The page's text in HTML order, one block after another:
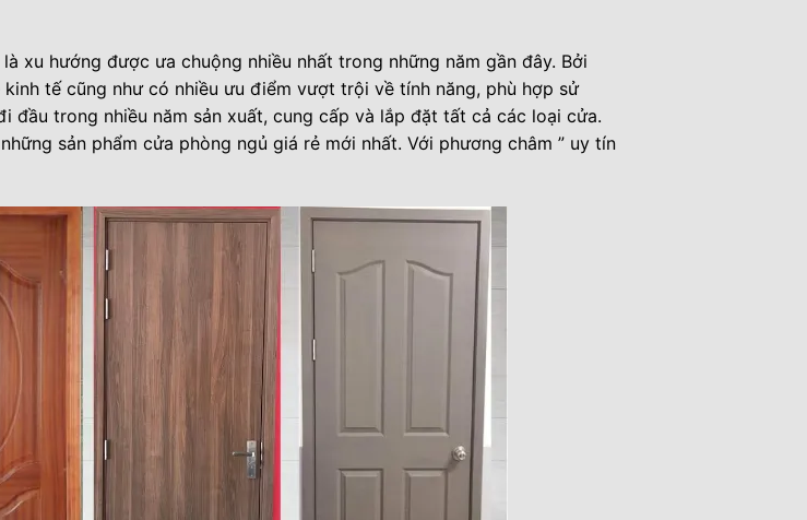
xu hướng được ưa chuộng nhiều nhất trong những năm gần đây. Bởi
tế cũng như có nhiều ưu điểm vượt trội về tính năng, phù hợp sử
đầu trong nhiều năm sản xuất, cung cấp và lắp đặt tất cả các loại cửa.
sản phẩm cửa phòng ngủ giá rẻ mới nhất. Với phương châm ” uy tín